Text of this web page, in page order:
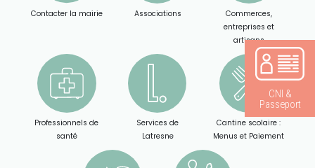
Contacter la mairie Associations
Commerces,
entreprises et
artisans
Professionnels de
santé
Services de
Latresne
Cantine scolaire :
Menus et Paiement
CNI &
Passeport